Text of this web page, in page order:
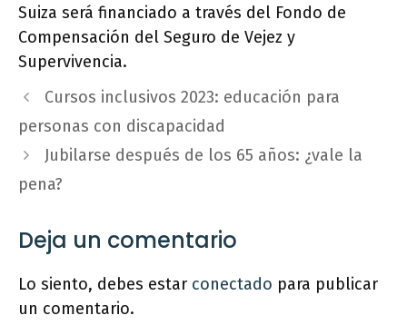
Suiza será financiado a través del Fondo de
Compensación del Seguro de Vejez y
Supervivencia.
Cursos inclusivos 2023: educación para
personas con discapacidad
Jubilarse después de los 65 años: ¿vale la
pena?
Deja un comentario
Lo siento, debes estar conectado para publicar
un comentario.